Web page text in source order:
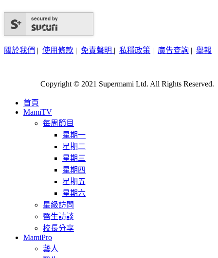
secured by
關於我們 | 使用條款 | 免責聲明 | 私穩政策 | 廣告查詢 | 舉報
Copyright © 2021 Supermami Ltd. All Rights Reserved.
首頁
MamiTV
每周節目
星期一
星期二
星期三
星期四
星期五
星期六
星級訪問
醫生訪談
校長分享
MamiPro
藝人